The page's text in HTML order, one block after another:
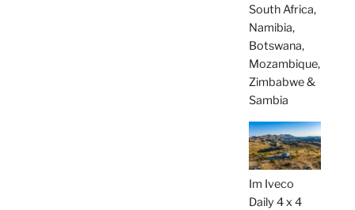
South Africa,
Namibia,
Botswana,
Mozambique,
Zimbabwe &
Sambia
Im Iveco
Daily 4 x 4